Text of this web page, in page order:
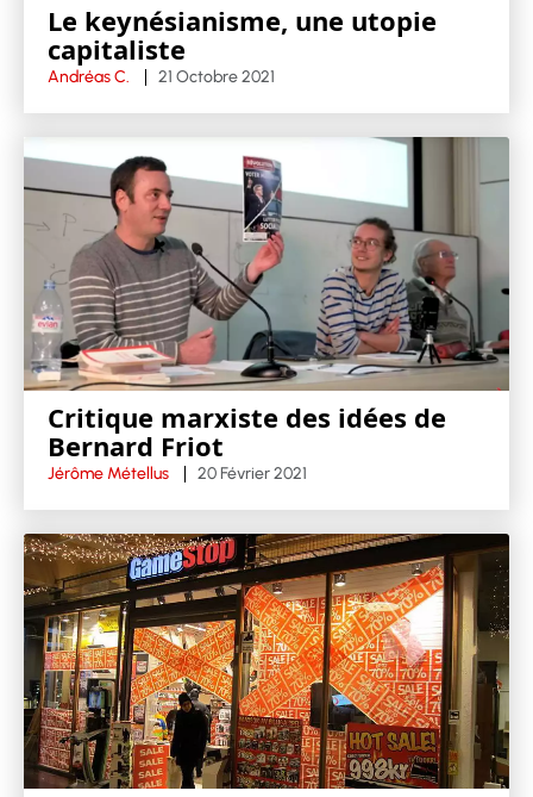
Le keynésianisme, une utopie
capitaliste
Andréas C. 21 Octobre 2021
Critique marxiste des idées de
Bernard Friot
Jérôme Métellus 20 Février 2021